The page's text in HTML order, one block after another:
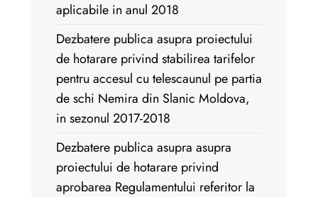
aplicabile in anul 2018
Dezbatere publica asupra proiectului
de hotarare privind stabilirea tarifelor
pentru accesul cu telescaunul pe partia
de schi Nemira din Slanic Moldova,
in sezonul 2017-2018
Dezbatere publica asupra asupra
proiectului de hotarare privind
aprobarea Regulamentului referitor la